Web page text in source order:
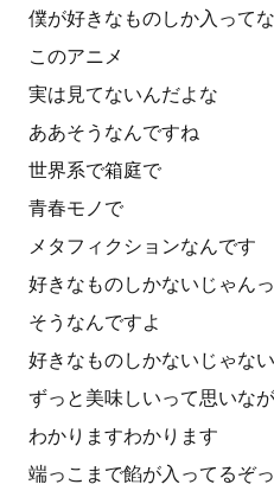
僕が好きなものしか入って
このアニメ
実は見てないんだよな
ああそうなんですね
世界系で箱庭で
青春モノで
メタフィクションなんです
好きなものしかないじゃん
そうなんですよ
好きなものしかないじゃな
ずっと美味しいって思いな
わかりますわかります
端っこまで餡が入ってるぞ